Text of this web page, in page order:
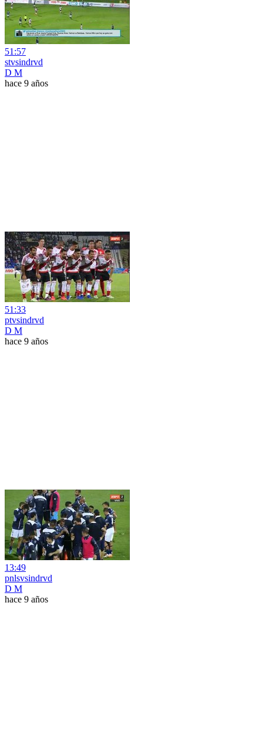
51:57
stvsindrvd
D M
hace 9 años
51:33
ptvsindrvd
D M
hace 9 años
13:49
pnlsvsindrvd
D M
hace 9 años